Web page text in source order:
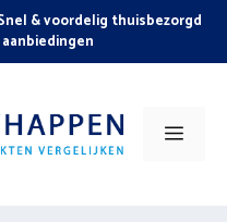
& voordelig thuisbezorgd
Menu